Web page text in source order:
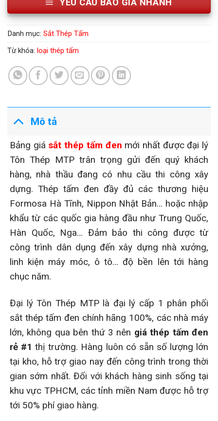
YÊU CẦU BÁO GIÁ NHANH
Danh mục: Sắt Thép Tấm
Từ khóa: loại thép tấm
Mô tả
Bảng giá sắt thép tấm đen mới nhất được đại lý
Tôn Thép MTP trân trọng gửi đến quý khách
hàng, nhà thầu đang có nhu cầu thi công xây
dựng. Thép tấm đen đầy đủ các thương hiệu
Formosa Hà Tĩnh, Nippon Nhật Bản… hoặc nhập
khẩu từ các quốc gia hàng đầu như Trung Quốc,
Hàn Quốc, Nga… Đảm bảo thi công được từ
công trình dân dụng đến xây dựng nhà xưởng,
linh kiện máy móc, ô tô… độ bền lên tới hàng
chục năm.
Đại lý Tôn Thép MTP là đại lý cấp 1 phân phối
sắt thép tấm đen chính hãng 100%, các nhà máy
lớn, không qua bên thứ 3 nên giá thép tấm đen
rẻ #1 thị trường. Hàng luôn có sẵn số lượng lớn
tại kho, hỗ trợ giao nay đến công trình trong thời
gian sớm nhất. Đối với khách hàng sinh sống tại
khu vực TPHCM, các tỉnh miền Nam được hỗ trợ
tới 50% phí giao hàng.